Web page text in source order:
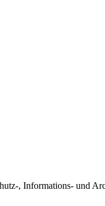
, Informations- und